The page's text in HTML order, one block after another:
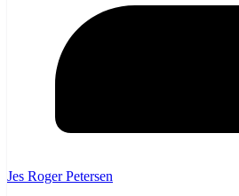
Jes Roger Petersen